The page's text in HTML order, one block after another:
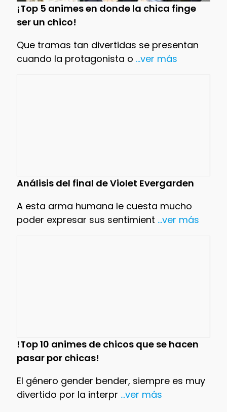
¡Top 5 animes en donde la chica finge
ser un chico!
Que tramas tan divertidas se presentan
cuando la protagonista o ...ver más
Análisis del final de Violet Evergarden
A esta arma humana le cuesta mucho
poder expresar sus sentimient ...ver más
!Top 10 animes de chicos que se hacen
pasar por chicas!
El género gender bender, siempre es muy
divertido por la interpr ...ver más